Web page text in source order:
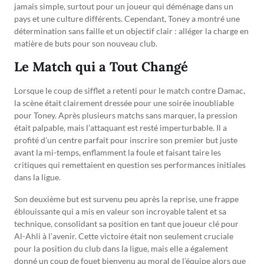
jamais simple, surtout pour un joueur qui déménage dans un
pays et une culture différents. Cependant, Toney a montré une
détermination sans faille et un objectif clair : alléger la charge en
matière de buts pour son nouveau club.
Le Match qui a Tout Changé
Lorsque le coup de sifflet a retenti pour le match contre Damac,
la scène était clairement dressée pour une soirée inoubliable
pour Toney. Après plusieurs matchs sans marquer, la pression
était palpable, mais l’attaquant est resté imperturbable. Il a
profité d’un centre parfait pour inscrire son premier but juste
avant la mi-temps, enflamment la foule et faisant taire les
critiques qui remettaient en question ses performances initiales
dans la ligue.
Son deuxième but est survenu peu après la reprise, une frappe
éblouissante qui a mis en valeur son incroyable talent et sa
technique, consolidant sa position en tant que joueur clé pour
Al-Ahli à l’avenir. Cette victoire était non seulement cruciale
pour la position du club dans la ligue, mais elle a également
donné un coup de fouet bienvenu au moral de l’équipe alors que